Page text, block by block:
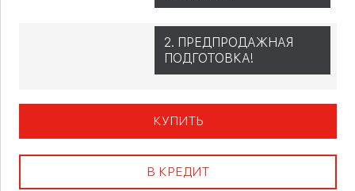
2. ПРЕДПРОДАЖНАЯ
ПОДГОТОВКА!
КУПИТЬ
В КРЕДИТ